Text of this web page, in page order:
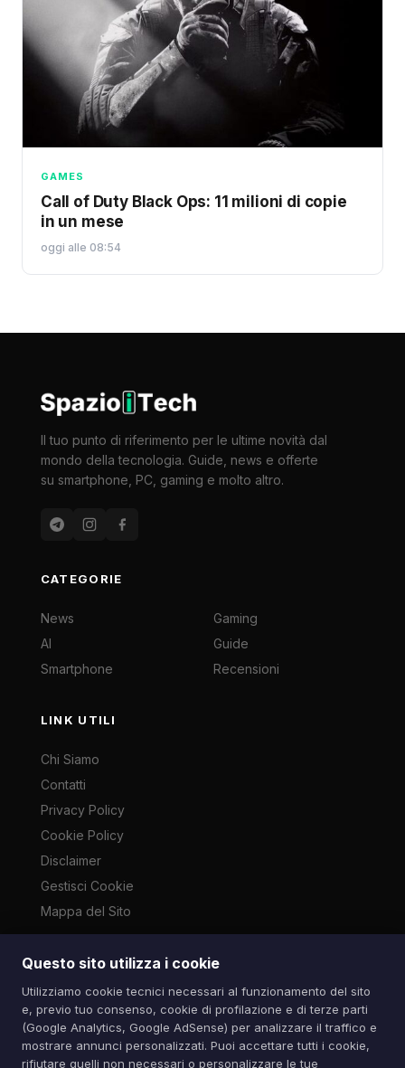
Questo sito utilizza i cookie
Utilizziamo cookie tecnici necessari al funzionamento del sito
e, previo tuo consenso, cookie di profilazione e di terze parti
(Google Analytics, Google AdSense) per analizzare il traffico e
mostrare annunci personalizzati. Puoi accettare tutti i cookie,
rifiutare quelli non necessari o personalizzare le tue
GAMES
Call of Duty Black Ops: 11 milioni di copie
in un mese
oggi alle 08:54
Il tuo punto di riferimento per le ultime novità dal
mondo della tecnologia. Guide, news e offerte
su smartphone, PC, gaming e molto altro.
CATEGORIE
News
AI
Smartphone
Gaming
Guide
Recensioni
LINK UTILI
Chi Siamo
Contatti
Privacy Policy
Cookie Policy
Disclaimer
Gestisci Cookie
Mappa del Sito
Le immagini presenti su questo sito sono di proprietà dei
cronaca ai sensi dell'art. 70 L. 633/1941. Contatti:
info@spazioitech.it